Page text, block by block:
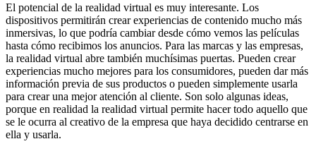
El potencial de la realidad virtual es muy interesante. Los
dispositivos permitirán crear experiencias de contenido mucho más
inmersivas, lo que podría cambiar desde cómo vemos las películas
hasta cómo recibimos los anuncios. Para las marcas y las empresas,
la realidad virtual abre también muchísimas puertas. Pueden crear
experiencias mucho mejores para los consumidores, pueden dar más
información previa de sus productos o pueden simplemente usarla
para crear una mejor atención al cliente. Son solo algunas ideas,
porque en realidad la realidad virtual permite hacer todo aquello que
se le ocurra al creativo de la empresa que haya decidido centrarse en
ella y usarla.